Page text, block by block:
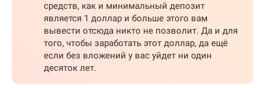
средств, как и минимальный депозит
является 1 доллар и больше этого вам
вывести отсюда никто не позволит. Да и для
того, чтобы заработать этот доллар, да ещё
если без вложений у вас уйдет ни один
десяток лет.